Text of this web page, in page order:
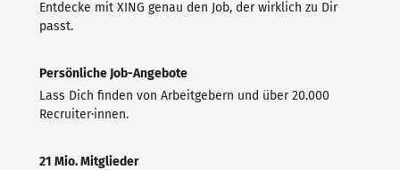
Entdecke mit XING genau den Job, der wirklich zu Dir
passt.
Persönliche Job-Angebote
Lass Dich finden von Arbeitgebern und über 20.000
Recruiter·innen.
21 Mio. Mitglieder